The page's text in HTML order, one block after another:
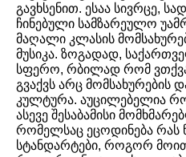
გავხსენით. ესაა სივრცე,
ჩინებული სამზარეულო
მაღალი კლასის
მუსიკა. ზოგადად,
სფერო, რბილად რომ
გვაქვს არც მომსახურების
კულტურა. აუცილებელია
ასევე შესაბამისი
რომელსაც ეცოდინება რას
სტანდარტები, როგორ